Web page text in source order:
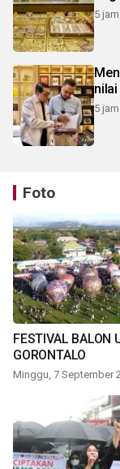
5
5
Foto
FESTIVAL BALON
GORONTALO
Minggu, 7 September